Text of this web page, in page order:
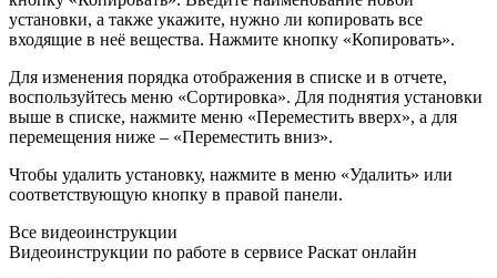
установки, а также укажите, нужно ли копировать все
входящие в неё вещества. Нажмите кнопку «Копировать».
Для изменения порядка отображения в списке и в отчете,
воспользуйтесь меню «Сортировка». Для поднятия установки
выше в списке, нажмите меню «Переместить вверх», а для
перемещения ниже – «Переместить вниз».
Чтобы удалить установку, нажмите в меню «Удалить» или
соответствующую кнопку в правой панели.
Все видеоинструкции
Видеоинструкции по работе в сервисе Раскат онлайн